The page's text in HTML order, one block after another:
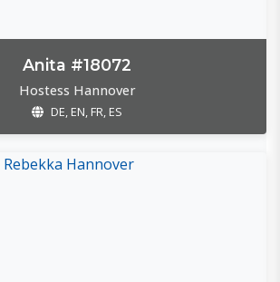
Anita #18072
Hostess Hannover
DE, EN, FR, ES